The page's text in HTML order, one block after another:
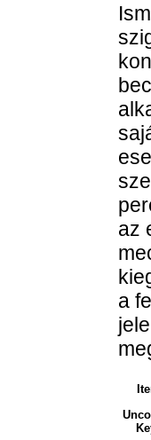
az
a